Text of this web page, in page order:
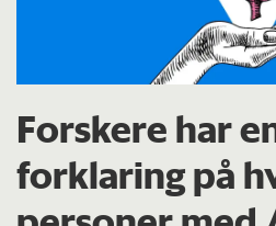
Forskere har
forklaring på